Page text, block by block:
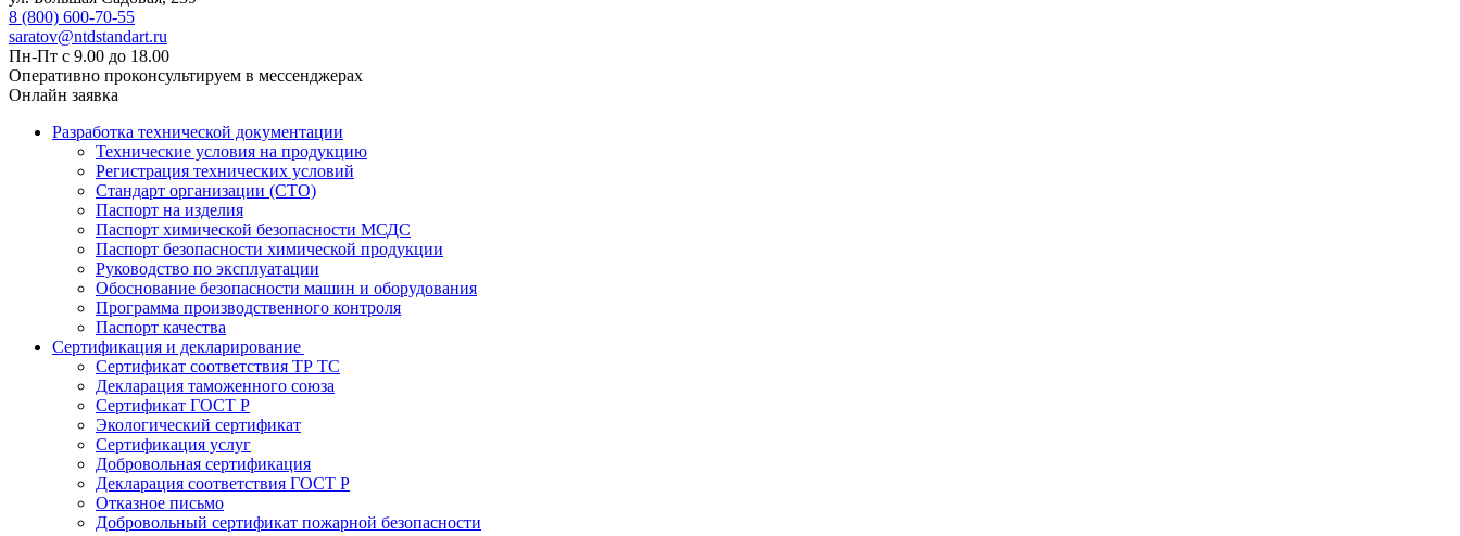
8 (800) 600-70-55
saratov@ntdstandart.ru
Пн-Пт с 9.00 до 18.00
Оперативно проконсультируем в мессенджерах
Онлайн заявка
Разработка технической документации
Технические условия на продукцию
Регистрация технических условий
Стандарт организации (СТО)
Паспорт на изделия
Паспорт химической безопасности МСДС
Паспорт безопасности химической продукции
Руководство по эксплуатации
Обоснование безопасности машин и оборудования
Программа производственного контроля
Паспорт качества
Сертификация и декларирование
Сертификат соответствия ТР ТС
Декларация таможенного союза
Сертификат ГОСТ Р
Экологический сертификат
Сертификация услуг
Добровольная сертификация
Декларация соответствия ГОСТ Р
Отказное письмо
Добровольный сертификат пожарной безопасности